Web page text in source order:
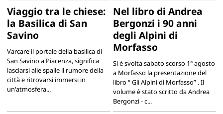
Viaggio tra le chiese:
la Basilica di San
Savino
Varcare il portale della basilica di
San Savino a Piacenza, significa
lasciarsi alle spalle il rumore della
città e ritrovarsi immersi in
un'atmosfera...
Nel libro di Andrea
Bergonzi i 90 anni
degli Alpini di
Morfasso
Si è svolta sabato scorso 1° agosto
a Morfasso la presentazione del
libro “ Gli Alpini di Morfasso” . Il
volume è stato scritto da Andrea
Bergonzi - c...